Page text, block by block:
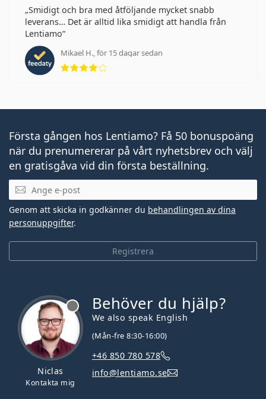
Smidigt och bra med åtföljande mycket snabb
leverans… Det är alltid lika smidigt att handla från
Lentiamo
Mikael H., för 15 dagar sedan
Betyg 4 av 5
Första gången hos Lentiamo? Få 50 bonuspoäng
när du prenumererar på vårt nyhetsbrev och välj
en gratisgåva vid din första beställning.
Mejladress
Registrera
Genom att skicka in godkänner du behandlingen av dina
personuppgifter.
Niclas
Kontakta mig
Behöver du hjälp?
We also speak English
(Mån-fre 8:30-16:00)
+46 850 780 578
info@lentiamo.se